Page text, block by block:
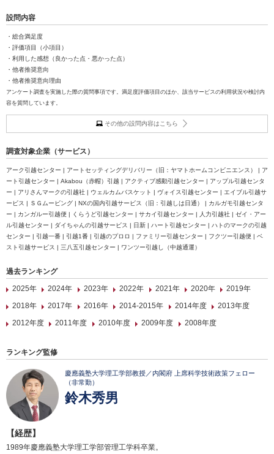
設問内容
・総合満足度
・評価項目（小項目）
・利用した感想（良かった点・悪かった点）
・他者推奨意向
・他者推奨意向理由
アンケート調査を実施した際の質問事項です。満足度評価項目のほか、該当サービスの利用状況や検討内
容を質問しています。
その他の設問内容はこちら
調査対象企業（サービス）
アーク引越センター | アートセッティングデリバリー（旧：ヤマトホームコンビニエンス） | ア
ート引越センター | Akabou（赤帽）引越 | アクティブ感動引越センター | アップル引越センタ
ー | アリさんマークの引越社 | ウェルカムバスケット | ヴォイス引越センター | エイブル引越サ
ービス | ＳＧムービング | NXの国内引越サービス（旧：引越しは日通） | カルガモ引越センタ
ー | カンガルー引越便 | くらうど引越センター | サカイ引越センター | 人力引越社 | ゼイ・アー
ル引越センター | ダイちゃんの引越サービス | 日新 | ハート引越センター | ハトのマークの引越
センター | 引越一番 | 引越1番 | 引越のプロロ | ファミリー引越センター | フクツー引越便 | ベ
スト引越サービス | 三八五引越センター | ワンツー引越し（中越通運）
過去ランキング
2025年
2024年 2023年 2022年 2021年 2020年
2019年
2018年
2017年 2016年 2014-2015年 2014年度
2013年度
2012年度
2011年度 2010年度 2009年度 2008年度
ランキング監修
慶應義塾大学理工学部教授／内閣府 上席科学技術政策フェロー
（非常勤）
鈴木秀男
【経歴】
1989年慶應義塾大学理工学部管理工学科卒業。